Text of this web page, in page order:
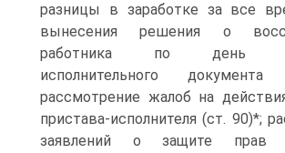
разницы в заработке за все
вынесения решения о
работника по день
исполнительного
рассмотрение жалоб на
пристава-исполнителя (ст. 90)*;
заявлений о защите прав